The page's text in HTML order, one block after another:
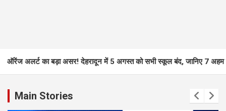
असर! देहरादून में 5 अगस्त को सभी स्कूल बंद, जानिए 7 अहम वजहें भावुक
Main Stories